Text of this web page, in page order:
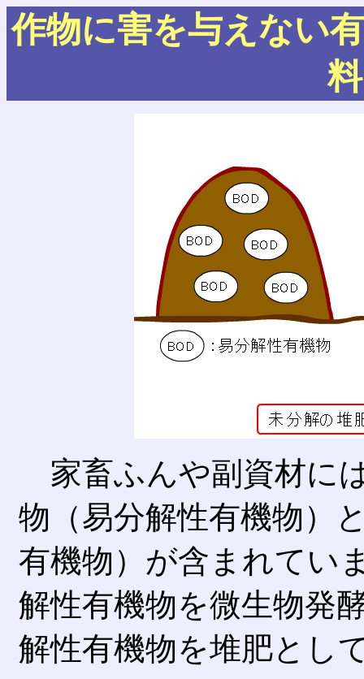
作物に害を与えない
家畜ふんや副資材に
物（易分解性有機物）
有機物）が含まれてい
解性有機物を微生物発
解性有機物を堆肥とし